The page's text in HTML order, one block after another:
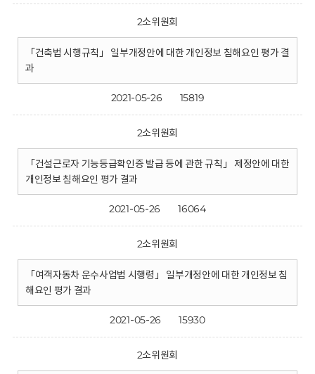
2소위원회
「건축법 시행규칙」 일부개정안에 대한 개인정보 침해요인 평가 결
과
2021-05-26 15819
2소위원회
「건설근로자 기능등급확인증 발급 등에 관한 규칙」 제정안에 대한
개인정보 침해요인 평가 결과
2021-05-26 16064
2소위원회
「여객자동차 운수사업법 시행령」 일부개정안에 대한 개인정보 침
해요인 평가 결과
2021-05-26 15930
2소위원회